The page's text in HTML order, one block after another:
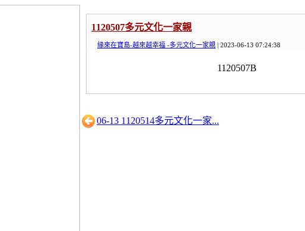
1120507多元文化一家親
緣來在寶島-越來越幸福 -多元文化一家親 | 2023-06-13 07:24:38
1120507B
06-13 1120514多元文化一家...